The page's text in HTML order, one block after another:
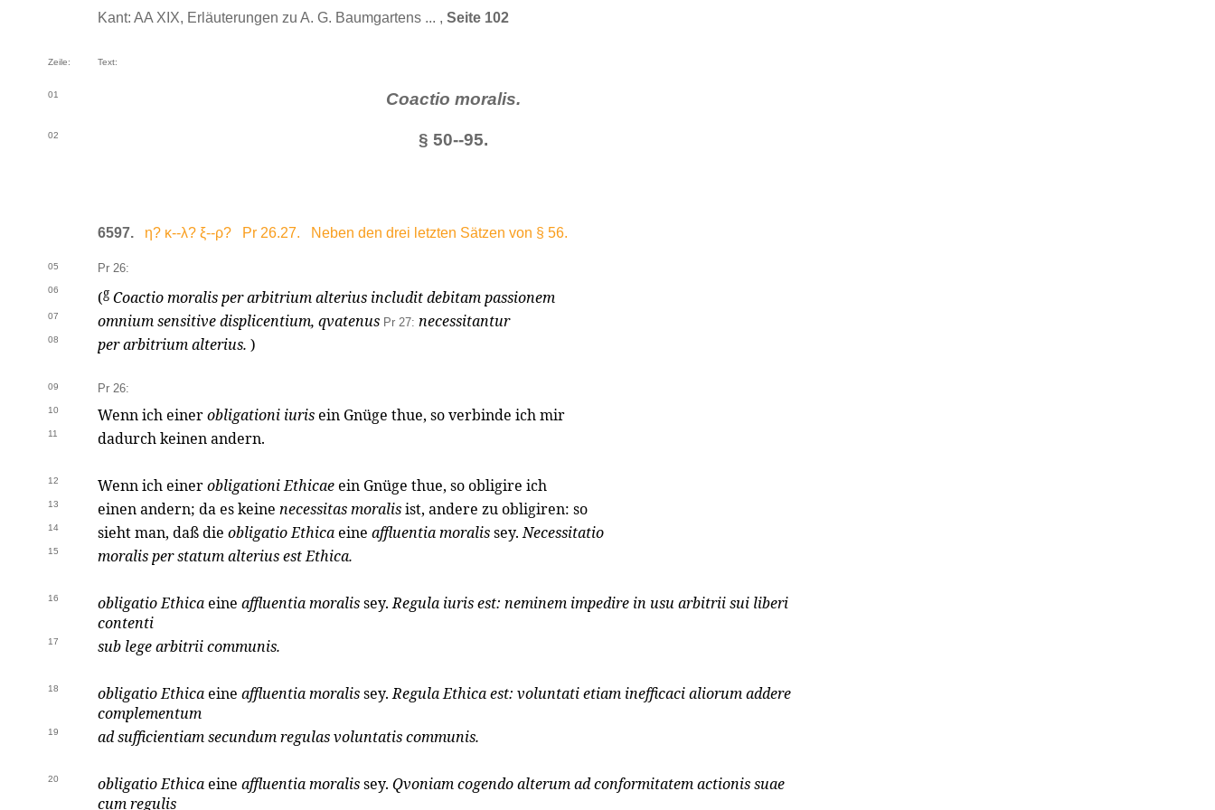
Kant: AA XIX, Erläuterungen zu A. G. Baumgartens ... , Seite 102
Zeile: Text:
01 Coactio moralis.
02 § 50--95.
6597. η? κ--λ? ξ--ρ? Pr 26.27. Neben den drei letzten Sätzen von § 56.
05 Pr 26:
06 (g Coactio moralis per arbitrium alterius includit debitam passionem
07 omnium sensitive displicentium, qvatenus Pr 27: necessitantur
08 per arbitrium alterius. )
09 Pr 26:
10 Wenn ich einerobligationi iurisein Gnüge thue, so verbinde ich mir
11 dadurch keinen andern.
12 Wenn ich einerobligationi Ethicaeein Gnüge thue, so obligire ich
13 einen andern; da es keine necessitas moralisist, andere zu obligiren: so
14 sieht man, daß die obligatio Ethicaeine affluentia moralissey.Necessitatio
15 moralis per statum alterius est Ethica.
16 obligatio Ethicaeine affluentia moralissey.Regula iuris est: neminem impedire in usu arbitrii sui liberi
contenti
17 sub lege arbitrii communis.
18 obligatio Ethicaeine affluentia moralissey.Regula Ethica est: voluntati etiam inefficaci aliorum addere
complementum
19 ad sufficientiam secundum regulas voluntatis communis.
20 obligatio Ethicaeine affluentia moralissey. Qvoniam cogendo alterum ad conformitatem actionis suae
cum regulis